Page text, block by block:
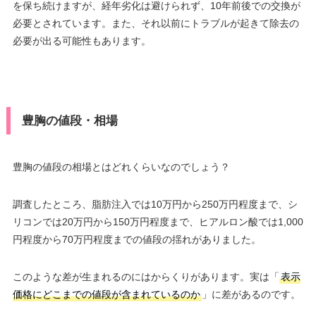
を保ち続けますが、経年劣化は避けられず、10年前後での交換が
必要とされています。また、それ以前にトラブルが起きて除去の
必要が出る可能性もあります。
豊胸の値段・相場
豊胸の値段の相場とはどれくらいなのでしょう？
調査したところ、脂肪注入では10万円から250万円程度まで、シ
リコンでは20万円から150万円程度まで、ヒアルロン酸では1,000
円程度から70万円程度までの値段の揺れがありました。
このような差が生まれるのにはからくりがあります。実は「 表示
価格にどこまでの値段が含まれているのか」に差があるのです。